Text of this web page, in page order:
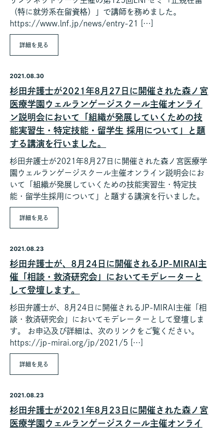
（特に就労系在留資格）」で講師を務めました。
https://www.lnf.jp/news/entry-21 […]
詳細を見る
2021.08.30
杉田弁護士が2021年8月27日に開催された森ノ宮
医療学園ウェルランゲージスクール主催オンライ
ン説明会において「組織が発展していくための技
能実習生・特定技能・留学生 採用について」と題
する講演を行いました。
杉田弁護士が2021年8月27日に開催された森ノ宮医療学
園ウェルランゲージスクール主催オンライン説明会にお
いて「組織が発展していくための技能実習生・特定技
能・留学生採用について」と題する講演を行いました。
詳細を見る
2021.08.23
杉田弁護士が、8月24日に開催されるJP-MIRAI主
催「相談・救済研究会」においてモデレーターと
して登壇します。
杉田弁護士が、8月24日に開催されるJP-MIRAI主催「相
談・救済研究会」においてモデレーターとして登壇しま
す。 お申込及び詳細は、次のリンクをご覧ください。
https://jp-mirai.org/jp/2021/5 […]
詳細を見る
2021.08.23
杉田弁護士が2021年8月23日に開催された森ノ宮
医療学園ウェルランゲージスクール主催オンライ